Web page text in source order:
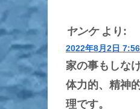
ヤンケ より:
2022年8月2日
家の事もしな
体力的、精神
理です。